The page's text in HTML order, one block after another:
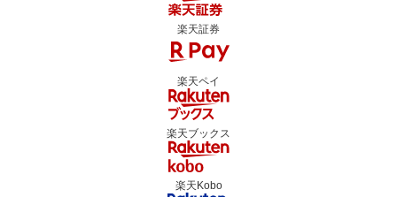
楽天証券
楽天ペイ
楽天ブックス
楽天Kobo